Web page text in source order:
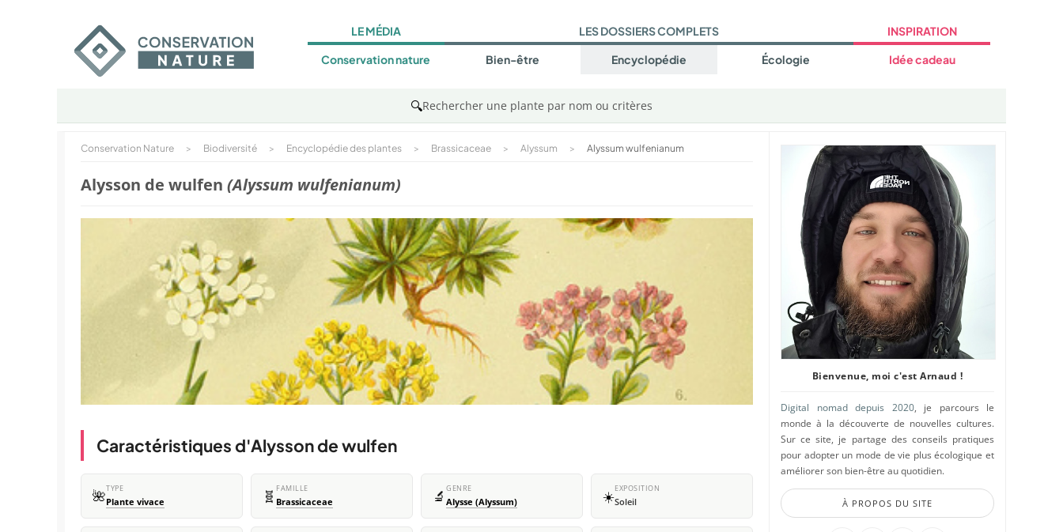
LE MÉDIA
Conservation nature
LES DOSSIERS COMPLETS
Bien-être Encyclopédie Écologie
INSPIRATION
Idée cadeau
🔍Rechercher une plante par nom ou critères
Conservation Nature > Biodiversité > Encyclopédie des plantes > Brassicaceae > Alyssum > Alyssum wulfenianum
Alysson de wulfen (Alyssum wulfenianum)
Caractéristiques d'Alysson de wulfen
🌺TYPE
Plante vivace 🧬 FAMILLE
Brassicaceae 🔬 GENRE
Alysse (Alyssum) ☀️EXPOSITION
Soleil
Bienvenue, moi c'est Arnaud !
Digital nomad depuis 2020, je parcours le
monde à la découverte de nouvelles cultures.
Sur ce site, je partage des conseils pratiques
pour adopter un mode de vie plus écologique et
améliorer son bien-être au quotidien.
À PROPOS DU SITE